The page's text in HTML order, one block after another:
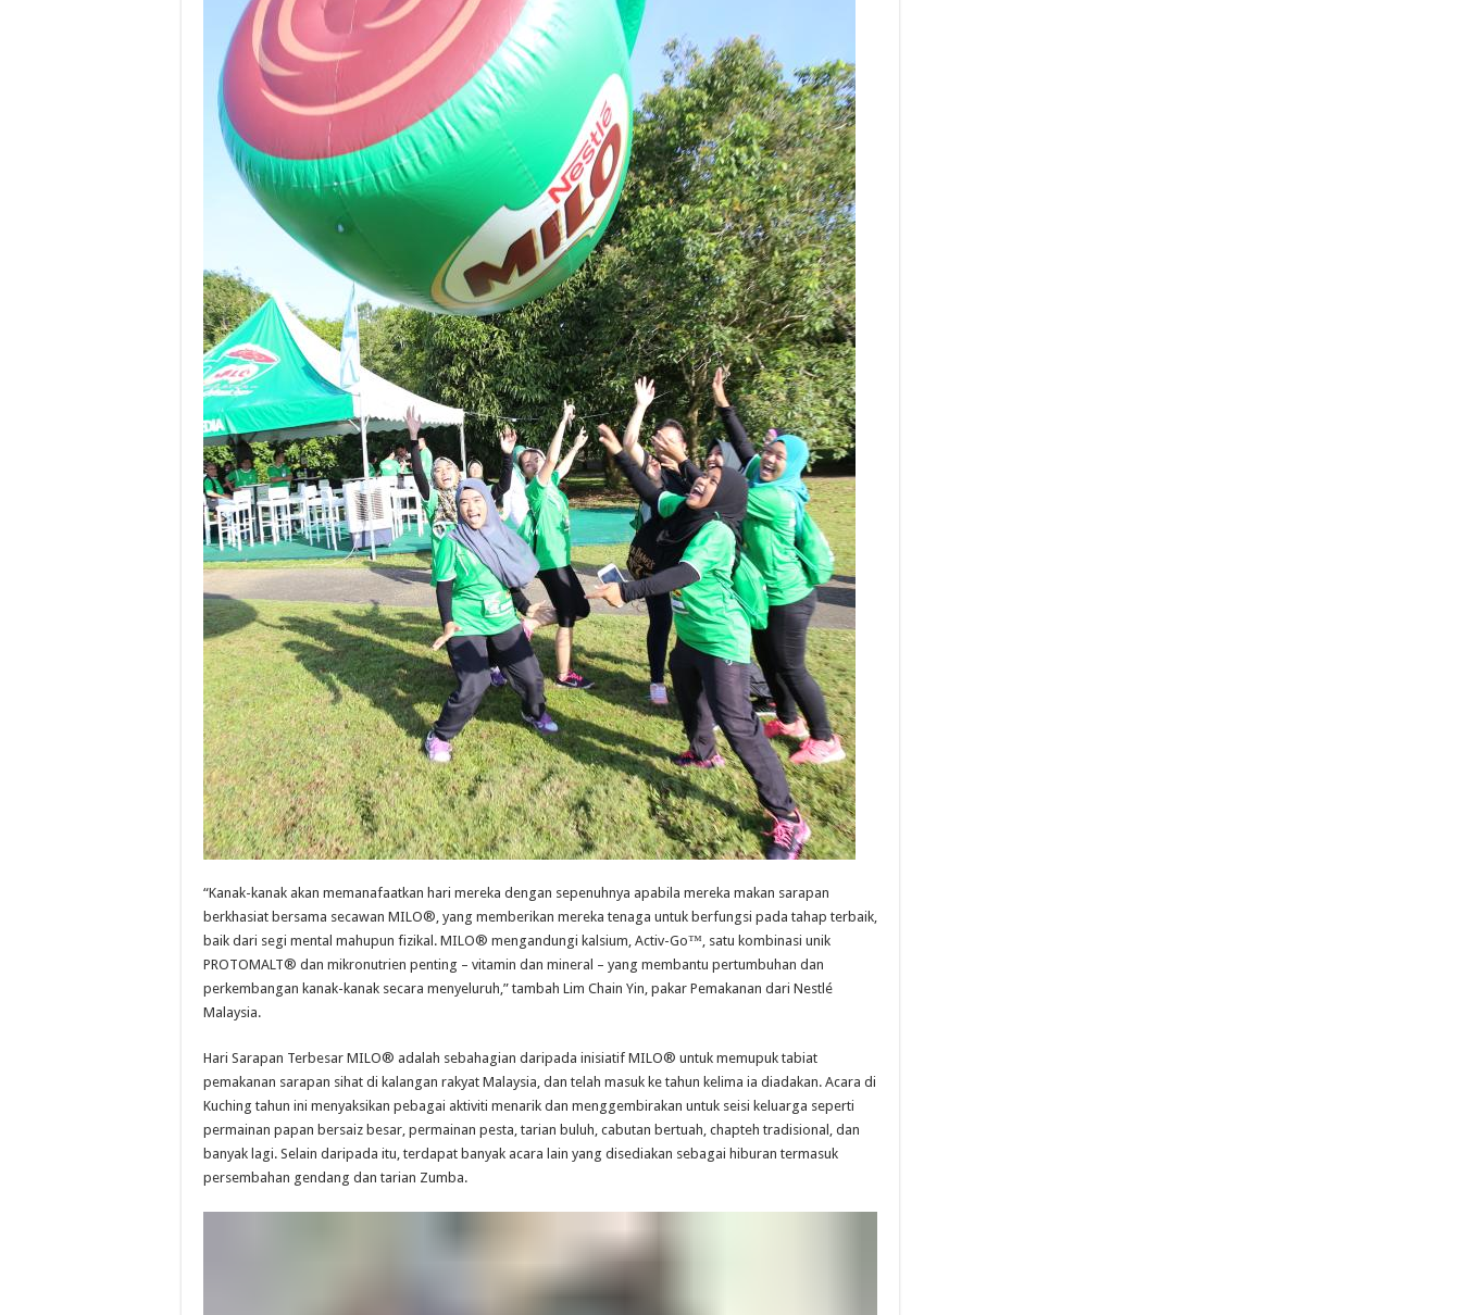
“Kanak-kanak akan memanafaatkan hari mereka dengan sepenuhnya apabila mereka makan sarapan
berkhasiat bersama secawan MILO®, yang memberikan mereka tenaga untuk berfungsi pada tahap terbaik,
baik dari segi mental mahupun fizikal. MILO® mengandungi kalsium, Activ-Go™, satu kombinasi unik
PROTOMALT® dan mikronutrien penting – vitamin dan mineral – yang membantu pertumbuhan dan
perkembangan kanak-kanak secara menyeluruh,” tambah Lim Chain Yin, pakar Pemakanan dari Nestlé
Malaysia.
Hari Sarapan Terbesar MILO® adalah sebahagian daripada inisiatif MILO® untuk memupuk tabiat
pemakanan sarapan sihat di kalangan rakyat Malaysia, dan telah masuk ke tahun kelima ia diadakan. Acara di
Kuching tahun ini menyaksikan pebagai aktiviti menarik dan menggembirakan untuk seisi keluarga seperti
permainan papan bersaiz besar, permainan pesta, tarian buluh, cabutan bertuah, chapteh tradisional, dan
banyak lagi. Selain daripada itu, terdapat banyak acara lain yang disediakan sebagai hiburan termasuk
persembahan gendang dan tarian Zumba.